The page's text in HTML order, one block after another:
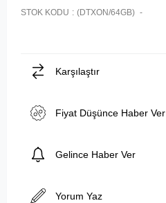
STOK KODU (DTXON/64GB)
Karşılaştır
Fiyat Düşünce Haber Ver
Gelince Haber Ver
Yorum Yaz